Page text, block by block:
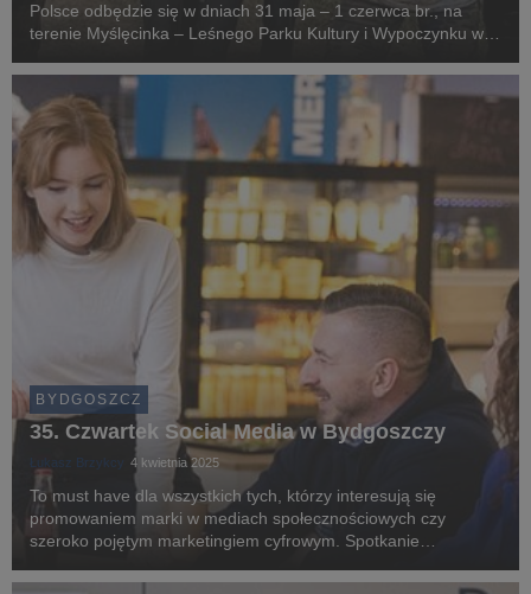
Polsce odbędzie się w dniach 31 maja – 1 czerwca br., na
terenie Myślęcinka – Leśnego Parku Kultury i Wypoczynku w
dziewiętnasty) przyciąga setki uczestników spra...
BYDGOSZCZ
35. Czwartek Social Media w Bydgoszczy
Łukasz Brzykcy 4 kwietnia 2025
To must have dla wszystkich tych, którzy interesują się
promowaniem marki w mediach społecznościowych czy
szeroko pojętym marketingiem cyfrowym. Spotkanie
murach Uniwersytetu WSB Merito Bydgoszcz - głównego